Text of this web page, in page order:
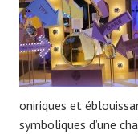
oniriques et
symboliques d’une